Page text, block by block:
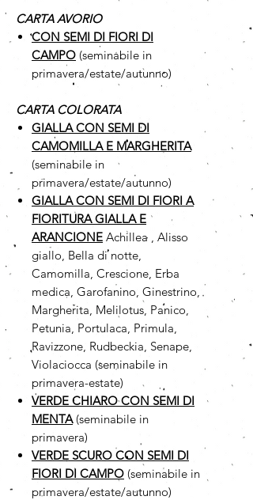
CARTA AVORIO
CON SEMI DI FIORI DI
CAMPO (seminabile in
primavera/estate/autunno)
CARTA COLORATA
GIALLA CON SEMI DI
CAMOMILLA E MARGHERITA
(seminabile in
primavera/estate/autunno)
GIALLA CON SEMI DI FIORI A
FIORITURA GIALLA E
ARANCIONE Achillea , Alisso
giallo, Bella di notte,
Camomilla, Crescione, Erba
medica, Garofanino, Ginestrino,
Margherita, Melilotus, Panico,
Petunia, Portulaca, Primula,
Ravizzone, Rudbeckia, Senape,
Violaciocca (seminabile in
primavera-estate)
VERDE CHIARO CON SEMI DI
MENTA (seminabile in
primavera)
VERDE SCURO CON SEMI DI
FIORI DI CAMPO (seminabile in
primavera/estate/autunno)